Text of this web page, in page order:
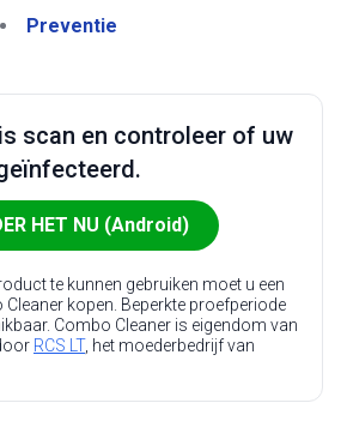
Preventie
scan en controleer of uw
HET NU (Android)
te kunnen gebruiken moet u een
Cleaner kopen. Beperkte proefperiode
Combo Cleaner is eigendom van
RCS LT, het moederbedrijf van